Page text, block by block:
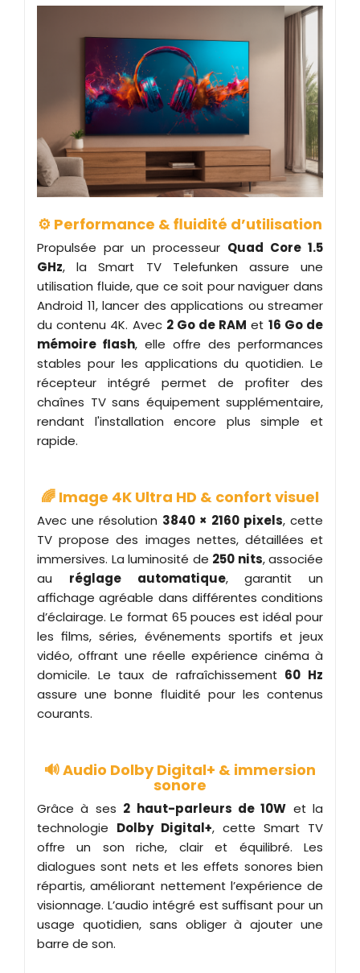
⚙️ Performance & fluidité d’utilisation
Propulsée par un processeur Quad Core 1.5
GHz, la Smart TV Telefunken assure une
utilisation fluide, que ce soit pour naviguer dans
Android 11, lancer des applications ou streamer
du contenu 4K. Avec 2 Go de RAM et 16 Go de
mémoire flash, elle offre des performances
stables pour les applications du quotidien. Le
récepteur intégré permet de profiter des
chaînes TV sans équipement supplémentaire,
rendant l'installation encore plus simple et
rapide.
🌈 Image 4K Ultra HD & confort visuel
Avec une résolution 3840 × 2160 pixels, cette
TV propose des images nettes, détaillées et
immersives. La luminosité de 250 nits, associée
au réglage automatique, garantit un
affichage agréable dans différentes conditions
d’éclairage. Le format 65 pouces est idéal pour
les films, séries, événements sportifs et jeux
vidéo, offrant une réelle expérience cinéma à
domicile. Le taux de rafraîchissement 60 Hz
assure une bonne fluidité pour les contenus
courants.
🔊 Audio Dolby Digital+ & immersion
sonore
Grâce à ses 2 haut-parleurs de 10W et la
technologie Dolby Digital+, cette Smart TV
offre un son riche, clair et équilibré. Les
dialogues sont nets et les effets sonores bien
répartis, améliorant nettement l’expérience de
visionnage. L’audio intégré est suffisant pour un
usage quotidien, sans obliger à ajouter une
barre de son.